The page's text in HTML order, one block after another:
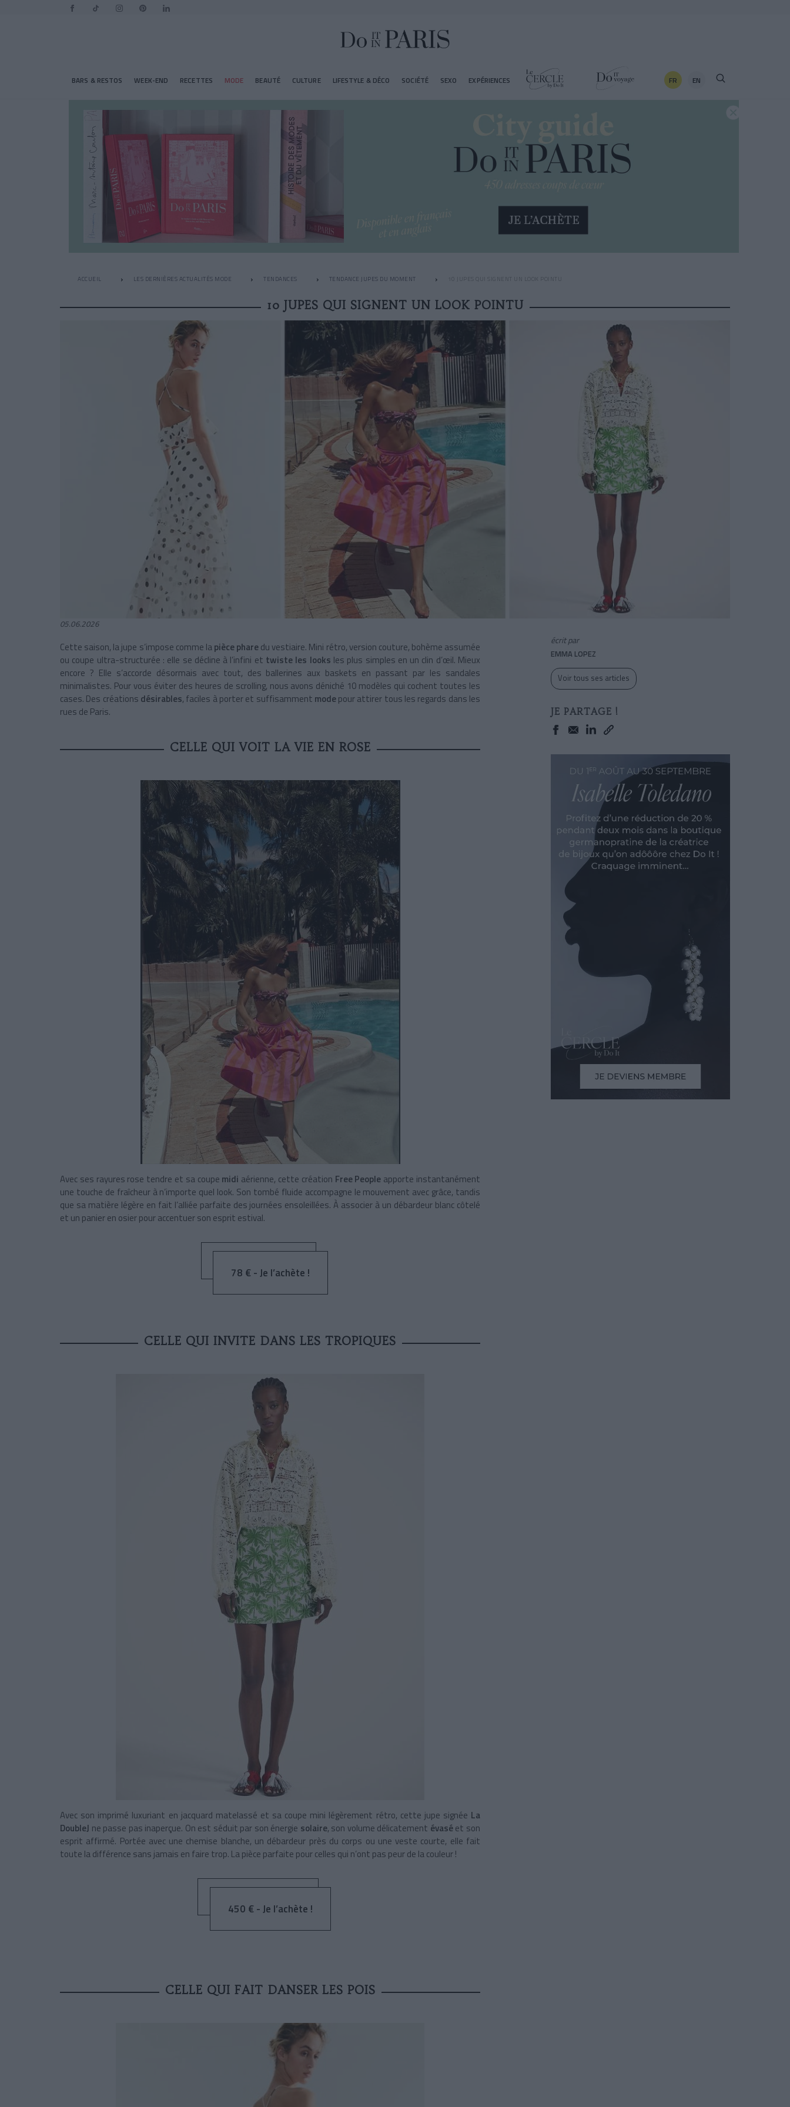
BARS & RESTOS WEEK-END RECETTES MODE BEAUTÉ CULTURE LIFESTYLE & DÉCO SOCIÉTÉ SEXO EXPÉRIENCES FR EN
ACCUEIL LES DERNIÈRES ACTUALITÉS MODE TENDANCES TENDANCE JUPES DU MOMENT 10 JUPES QUI SIGNENT UN LOOK POINTU
10 JUPES QUI SIGNENT UN LOOK POINTU
05.06.2026
Cette saison, la jupe s’impose comme lapièce pharedu vestiaire. Mini rétro, version couture, bohème assumée
ou coupe ultra-structurée : elle se décline à l’infini et twiste les looks les plus simples en un clin d’œil. Mieux
encore ? Elle s’accorde désormais avec tout, des ballerines aux baskets en passant par les sandales
minimalistes. Pour vous éviter des heures de scrolling, nous avons déniché 10 modèles qui cochent toutes les
cases. Des créations désirables, faciles à porter et suffisamment modepour attirer tous les regards dans les
rues de Paris.
CELLE QUI VOIT LA VIE EN ROSE
Avec ses rayures rose tendre et sa coupe midi aérienne, cette création Free People apporte instantanément
une touche de fraîcheur à n’importe quel look. Son tombé fluide accompagne le mouvement avec grâce, tandis
que sa matière légère en fait l’alliée parfaite des journées ensoleillées. À associer à un débardeur blanc côtelé
et un panier en osier pour accentuer son esprit estival.
78 € - Je l’achète !
CELLE QUI INVITE DANS LES TROPIQUES
Avec son imprimé luxuriant en jacquard matelassé et sa coupe mini légèrement rétro, cette jupe signée La
DoubleJ ne passe pas inaperçue. On est séduit par son énergie solaire, son volume délicatement évaséet son
esprit affirmé. Portée avec une chemise blanche, un débardeur près du corps ou une veste courte, elle fait
toute la différence sans jamais en faire trop. La pièce parfaite pour celles qui n’ont pas peur de la couleur !
450 € - Je l’achète !
CELLE QUI FAIT DANSER LES POIS
écrit par
EMMA LOPEZ
Voir tous ses articles
JE PARTAGE !